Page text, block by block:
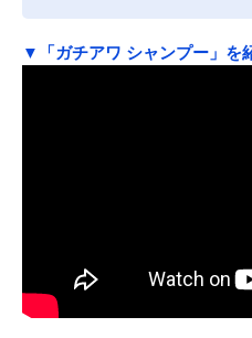
▼「ガチアワ シャンプー」を